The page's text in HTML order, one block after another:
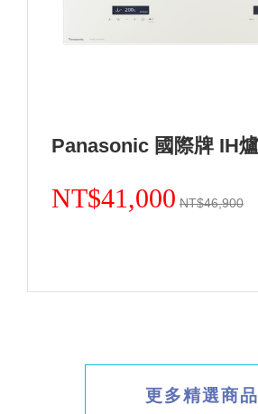
NT$41,000 NT$46,900
更多精選商品